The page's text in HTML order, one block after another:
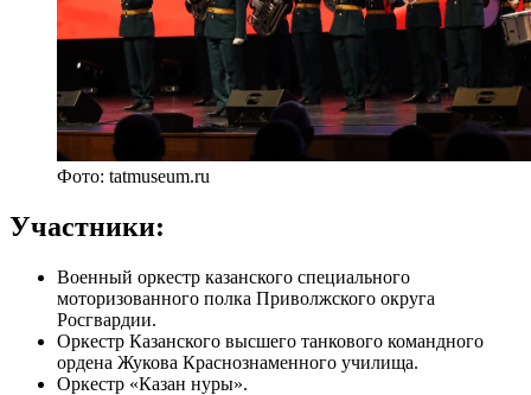
Фото: tatmuseum.ru
Участники:
Военный оркестр казанского специального
моторизованного полка Приволжского округа
Росгвардии.
Оркестр Казанского высшего танкового командного
ордена Жукова Краснознаменного училища.
Оркестр «Казан нуры».